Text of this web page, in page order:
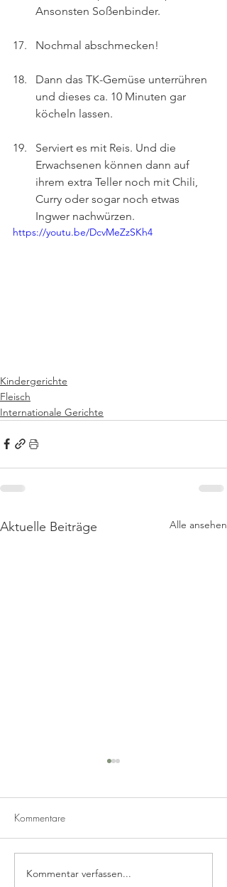
Ansonsten Soßenbinder.
Nochmal abschmecken!
Dann das TK-Gemüse unterrühren
und dieses ca. 10 Minuten gar
köcheln lassen.
Serviert es mit Reis. Und die
Erwachsenen können dann auf
ihrem extra Teller noch mit Chili,
Curry oder sogar noch etwas
Ingwer nachwürzen.
https://youtu.be/DcvMeZzSKh4
Kindergerichte
Fleisch
Internationale Gerichte
Aktuelle Beiträge Alle ansehen
Kommentare
Kommentar verfassen...